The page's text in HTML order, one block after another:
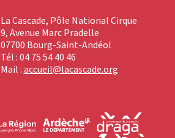
La Cascade, Pôle National Cirque
9, Avenue Marc Pradelle
07700 Bourg-Saint-Andéol
Tél : 04 75 54 40 46
Mail :accueil@lacascade.org